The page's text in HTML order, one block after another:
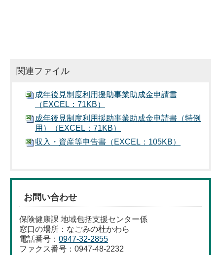
関連ファイル
成年後見制度利用援助事業助成金申請書
（EXCEL：71KB）
成年後見制度利用援助事業助成金申請書（特例
用）（EXCEL：71KB）
収入・資産等申告書（EXCEL：105KB）
お問い合わせ
保険健康課 地域包括支援センター係
窓口の場所：なごみの杜かわら
電話番号： 0947-32-2855
ファクス番号：0947-48-2232